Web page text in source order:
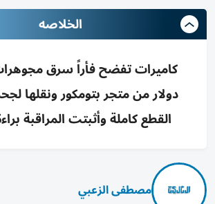
الخلاصه
دولار من متجر بتومكور ونقلها
القطع كاملة وأثبتت المراقبة
مصطفى الزعبي